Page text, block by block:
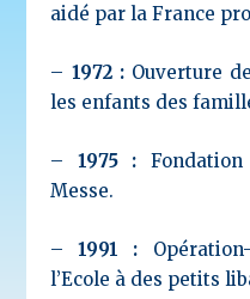
aidé par la France
– 1972 : Ouverture
les enfants des
– 1975 :
Messe.
–1991 :
l’Ecole à des petits